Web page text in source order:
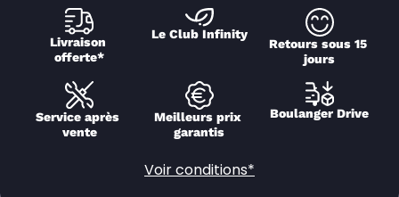
Livraison
offerte*
Le Club Infinity
Retours sous 15
jours
Service après
vente
Meilleurs prix
garantis
Boulanger Drive
Voir conditions*